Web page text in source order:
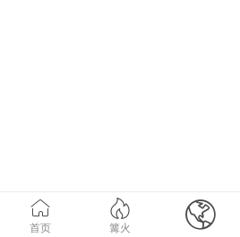

首页

篝火 